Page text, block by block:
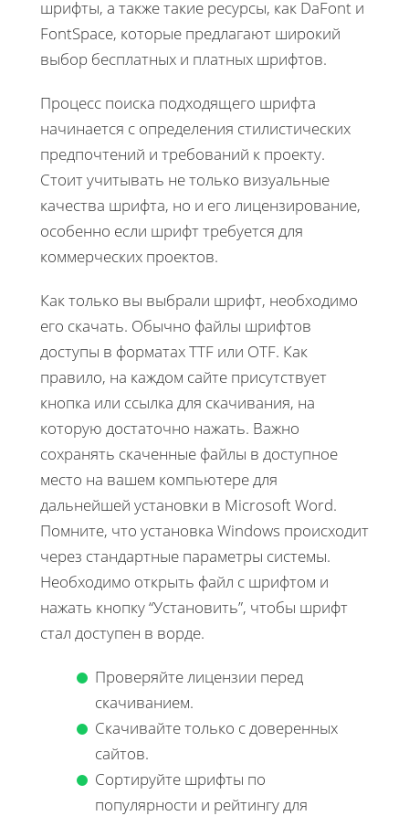
шрифты, а также такие ресурсы, как DaFont и
FontSpace, которые предлагают широкий
выбор бесплатных и платных шрифтов.
Процесс поиска подходящего шрифта
начинается с определения стилистических
предпочтений и требований к проекту.
Стоит учитывать не только визуальные
качества шрифта, но и его лицензирование,
особенно если шрифт требуется для
коммерческих проектов.
Как только вы выбрали шрифт, необходимо
его скачать. Обычно файлы шрифтов
доступы в форматах TTF или OTF. Как
правило, на каждом сайте присутствует
кнопка или ссылка для скачивания, на
которую достаточно нажать. Важно
сохранять скаченные файлы в доступное
место на вашем компьютере для
дальнейшей установки в Microsoft Word.
Помните, что установка Windows происходит
через стандартные параметры системы.
Необходимо открыть файл с шрифтом и
нажать кнопку “Установить”, чтобы шрифт
стал доступен в ворде.
Проверяйте лицензии перед
скачиванием.
Скачивайте только с доверенных
сайтов.
Сортируйте шрифты по
популярности и рейтингу для